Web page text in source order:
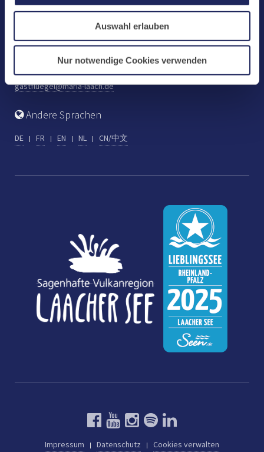
Auswahl erlauben
Nur notwendige Cookies verwenden
www.maria-laach.de
Tel: +49 (0) 2652 59-313
Fax: +49 (0) 2652 59-282
gastfluegel@maria-laach.de
Andere Sprachen
DE FR EN NL CN/中文
Impressum Datenschutz Cookies verwalten